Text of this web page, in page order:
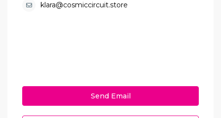
klara@cosmiccircuit.store
Send Email